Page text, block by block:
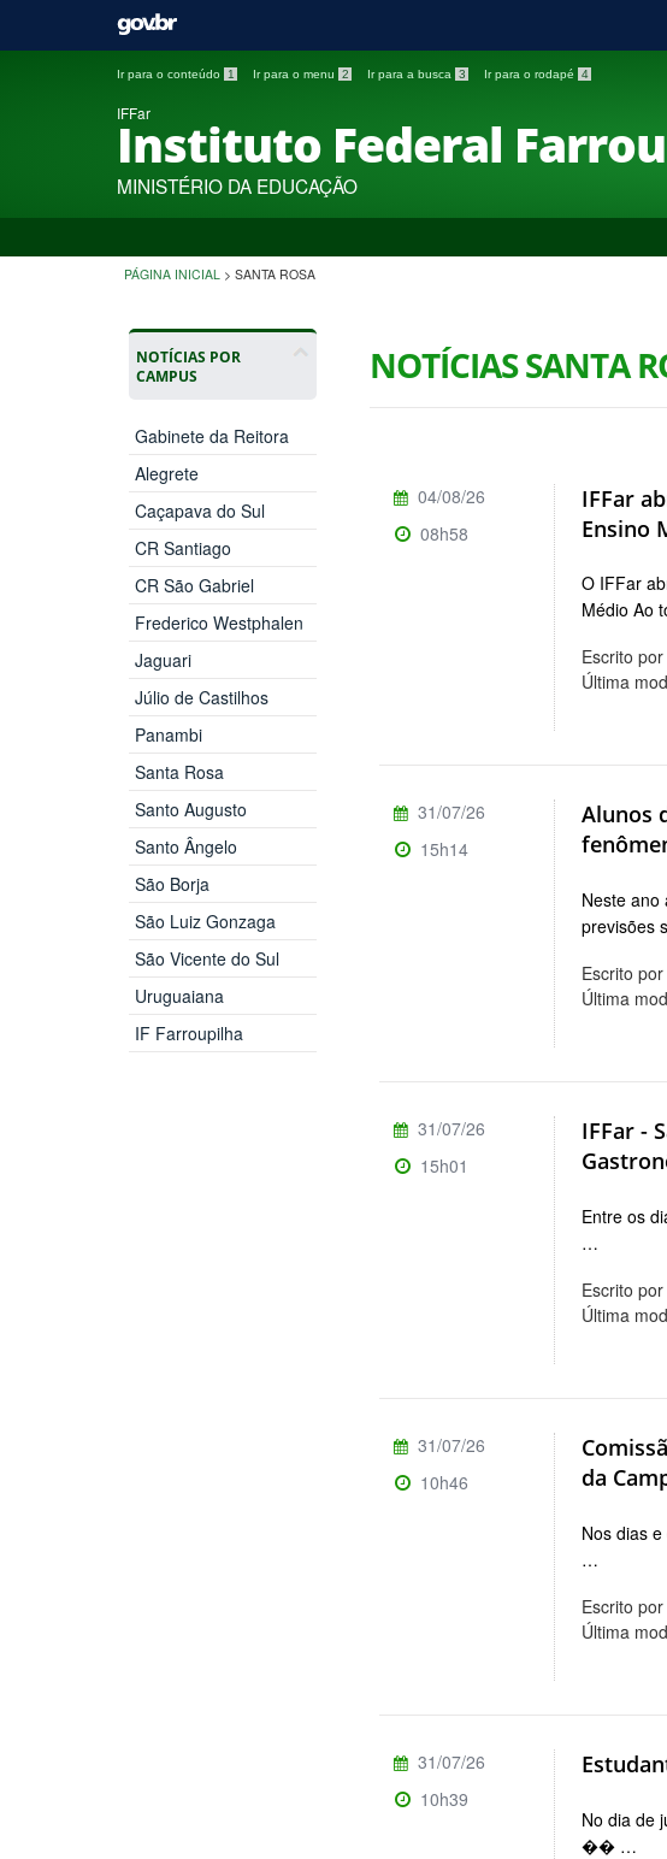
Ir para o conteúdo 1 Ir para o menu 2 Ir para a busca 3 Ir para o rodapé 4
IFFar
Instituto Federal
MINISTÉRIO DA EDUCAÇÃO
PÁGINA INICIAL > SANTA ROSA
NOTÍCIAS POR
CAMPUS
Gabinete da Reitora
Alegrete
Caçapava do Sul
CR Santiago
CR São Gabriel
Frederico Westphalen
Jaguari
Júlio de Castilhos
Panambi
Santa Rosa
Santo Augusto
Santo Ângelo
São Borja
São Luiz Gonzaga
São Vicente do Sul
Uruguaiana
IF Farroupilha
NOTÍCIAS SANTA
IFFar
Ensino
O IFFar
Médio Ao
Escrito
Última
04/08/26
08h58
Alunos
Neste
previsões
Escrito
Última
31/07/26
15h14
IFFar -
Entre os
…
Escrito
Última
31/07/26
15h01
da
Nos dias
…
Escrito
Última
31/07/26
10h46
No dia de
�� …
31/07/26
10h39